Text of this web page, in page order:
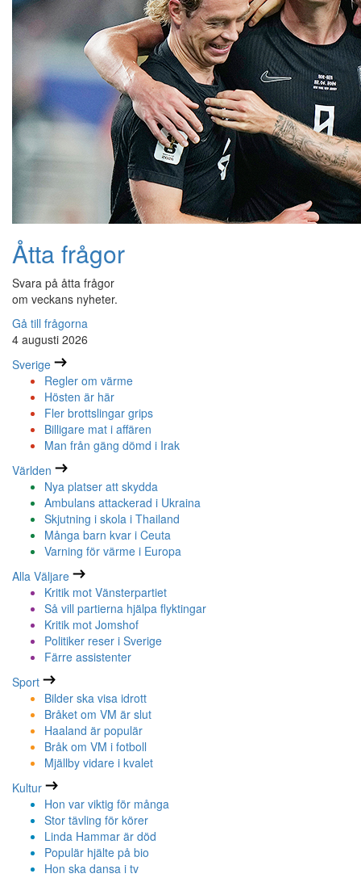
Åtta frågor
Svara på åtta frågor
om veckans nyheter.
Gå till frågorna
4 augusti 2026
Sverige
Regler om värme
Hösten är här
Fler brottslingar grips
Billigare mat i affären
Man från gäng dömd i Irak
Världen
Nya platser att skydda
Ambulans attackerad i Ukraina
Skjutning i skola i Thailand
Många barn kvar i Ceuta
Varning för värme i Europa
Alla Väljare
Kritik mot Vänsterpartiet
Så vill partierna hjälpa flyktingar
Kritik mot Jomshof
Politiker reser i Sverige
Färre assistenter
Sport
Bilder ska visa idrott
Bråket om VM är slut
Haaland är populär
Bråk om VM i fotboll
Mjällby vidare i kvalet
Kultur
Hon var viktig för många
Stor tävling för körer
Linda Hammar är död
Populär hjälte på bio
Hon ska dansa i tv